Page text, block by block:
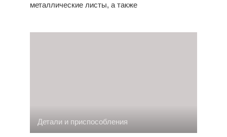
металлические листы, а также
Детали и приспособления